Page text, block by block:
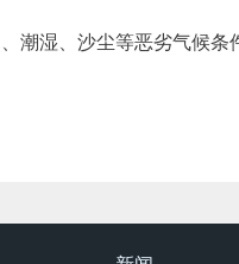
潮湿、沙尘等恶劣气候条